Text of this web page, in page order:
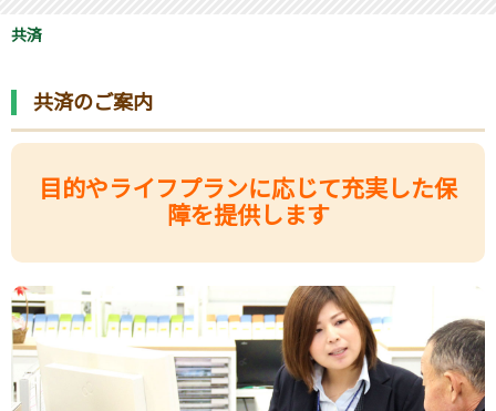
共済
共済のご案内
目的やライフプランに応じて充実した保
障を提供します